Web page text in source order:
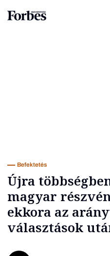
Befektetés
Újra
magyar
ekkora az
választások